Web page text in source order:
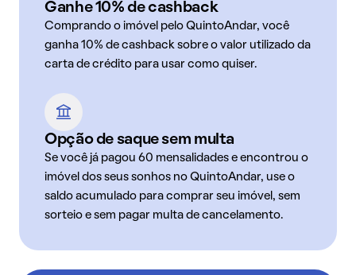
Ganhe 10% de cashback
Comprando o imóvel pelo QuintoAndar, você
ganha 10% de cashback sobre o valor utilizado da
carta de crédito para usar como quiser.
Opção de saque sem multa
Se você já pagou 60 mensalidades e encontrou o
imóvel dos seus sonhos no QuintoAndar, use o
saldo acumulado para comprar seu imóvel, sem
sorteio e sem pagar multa de cancelamento.